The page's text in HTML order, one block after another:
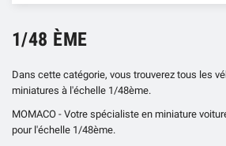
1/48 ÈME
Dans cette catégorie, vous trouverez tous les
miniatures à l'échelle 1/48ème.
MOMACO - Votre spécialiste en miniature
pour l'échelle 1/48ème.